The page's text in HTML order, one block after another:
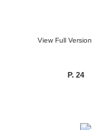
View Full Version
P. 24